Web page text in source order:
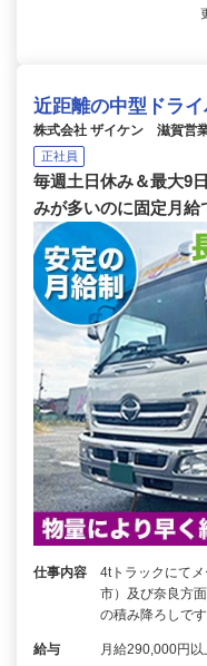
近距離の中型ドラ
株式会社 ザイケン 滋賀営
正社員
毎週土日休み＆最大9
みが多いのに固定月
仕事内容
4tトラックにて
市）及び奈良方
の積み降ろしで
給与 月給290,000円以